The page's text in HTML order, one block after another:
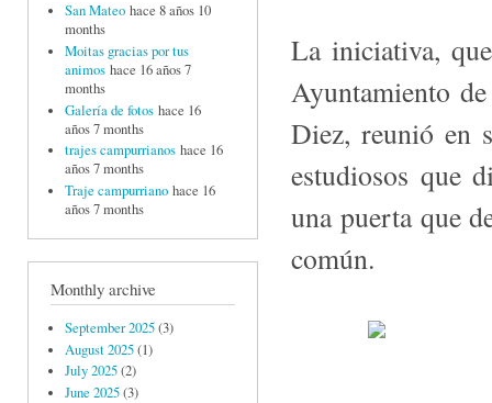
San Mateo hace 8 años 10
months
Moitas gracias por tus
animos hace 16 años 7
months
Galería de fotos hace 16
años 7 months
trajes campurrianos hace 16
años 7 months
Traje campurriano hace 16
años 7 months
Monthly archive
September 2025(3)
August 2025(1)
July 2025(2)
June 2025(3)
La iniciativa,
Ayuntamiento
Diez, reunió en
estudiosos que
una puerta que
común.